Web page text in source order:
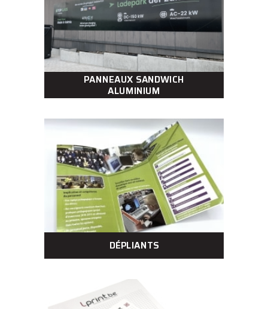
PANNEAUX SANDWICH
ALUMINIUM
DÉPLIANTS